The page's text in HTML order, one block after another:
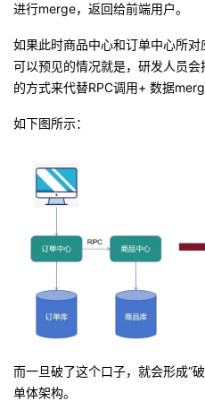
进行merge，返回给前端用户。
如果此时商品中心和订单中心所对
可以预见的情况就是，研发人员
的方式来代替RPC调用+ 数据
如下图所示：
而一旦破了这个口子，就会形成“
单体架构。